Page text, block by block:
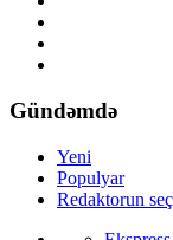
Gündəmdə
Yeni
Populyar
Redaktorun